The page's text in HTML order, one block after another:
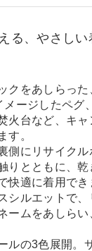
る、やさしい
クをあしらった
メージしたペグ
火台など、キャ
す。
側にリサイクル
りとともに、乾
快適に着用でき
シルエットで、
ームをあしらい
ルの3色展開。